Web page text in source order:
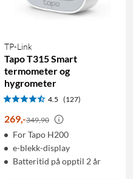
TP-Link
Tapo T315 Smart
termometer og
hygrometer
4.5 (127)
269,-349,90
For Tapo H200
e-blekk-display
Batteritid på opptil 2 år